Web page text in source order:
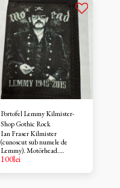
Portofel Lemmy Kilmister-
Shop Gothic Rock
Ian Fraser Kilmister
(cunoscut sub numele de
Lemmy). Motörhead.
Portofelul include anii "1945-
moartea artistului. Prezintă
100lei